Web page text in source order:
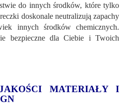
do innych środków, które tylko
doskonale neutralizują zapachy
innych środków chemicznych.
bezpieczne dla Ciebie i Twoich
MATERIAŁY I